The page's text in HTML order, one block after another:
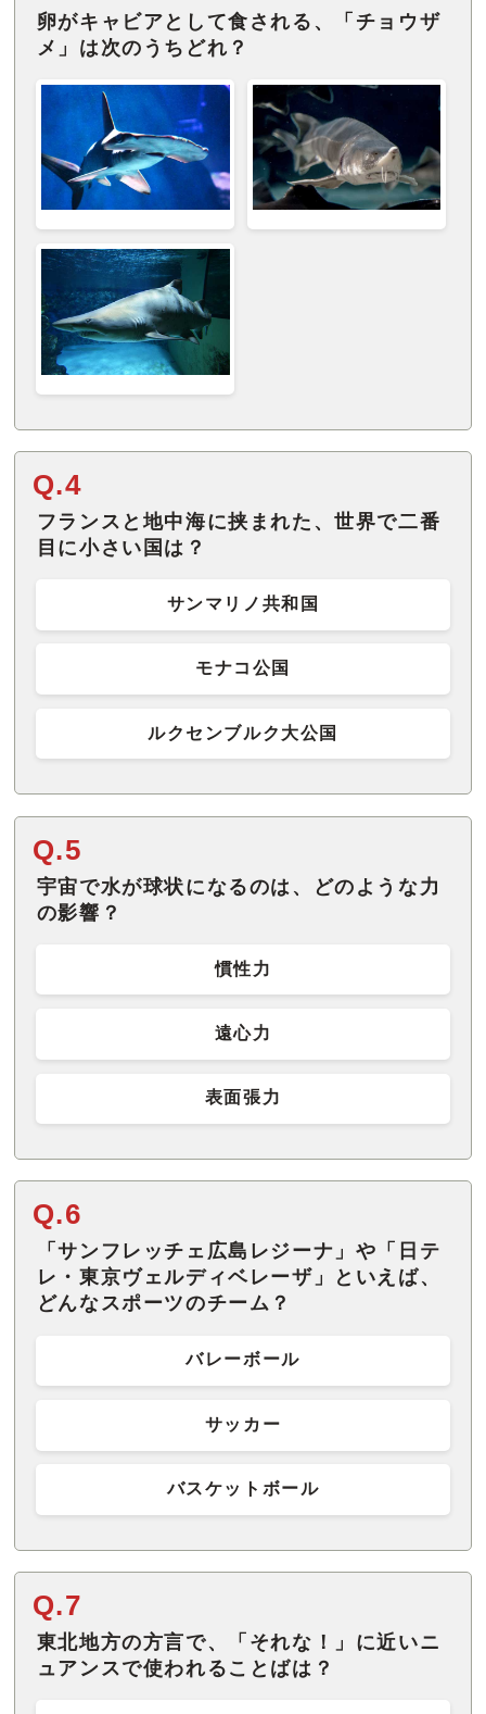
卵がキャビアとして食される、「チョウザ
メ」は次のうちどれ？
Q.4
フランスと地中海に挟まれた、世界で二番
目に小さい国は？
サンマリノ共和国
モナコ公国
ルクセンブルク大公国
Q.5
宇宙で水が球状になるのは、どのような力
の影響？
慣性力
遠心力
表面張力
Q.6
「サンフレッチェ広島レジーナ」や「日テ
レ・東京ヴェルディベレーザ」といえば、
どんなスポーツのチーム？
バレーボール
サッカー
バスケットボール
Q.7
東北地方の方言で、「それな！」に近いニ
ュアンスで使われることばは？